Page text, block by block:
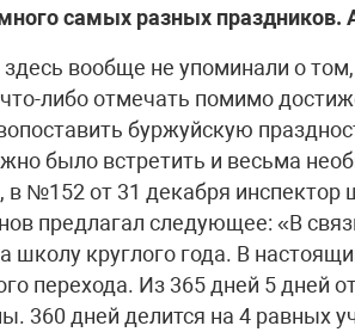
много самых разных
вообще не упоминали о
либо отмечать помимо
буржуйскую
было встретить и весьма
в №152 от 31 декабря инспектор
предлагал следующее: «В
школу круглого года. В
перехода. Из 365 дней 5 дней
360 дней делится на 4 равных